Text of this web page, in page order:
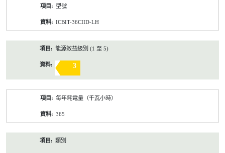
型號
ICBIT-36CIID-LH
能源效益級別 (1 至 5)
3
每年耗電量（千瓦小時）
365
類別